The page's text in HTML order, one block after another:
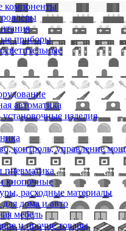
компоненты
приборы
автоматика
изделия
контроль, управление
пневматика
кнопочные
расходные материалы
дома и авто
мебель
и прочие товары